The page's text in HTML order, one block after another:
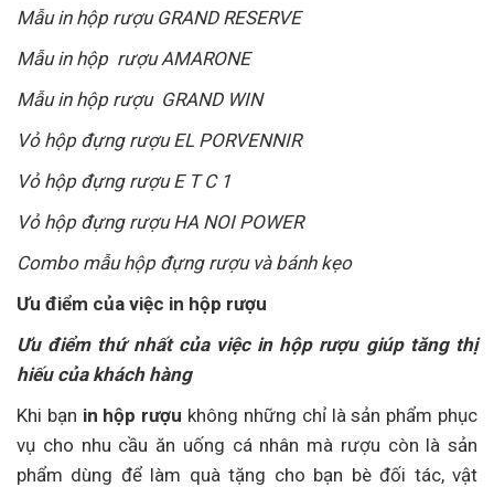
Mẫu in hộp rượu GRAND RESERVE
Mẫu in hộp rượu AMARONE
Mẫu in hộp rượu GRAND WIN
Vỏ hộp đựng rượu EL PORVENNIR
Vỏ hộp đựng rượu E T C 1
Vỏ hộp đựng rượu HA NOI POWER
Combo mẫu hộp đựng rượu và bánh kẹo
Ưu điểm của việc in hộp rượu
Ưu điểm thứ nhất của việc in hộp rượu giúp tăng thị
hiếu của khách hàng
Khi bạn in hộp rượu không những chỉ là sản phẩm phục
vụ cho nhu cầu ăn uống cá nhân mà rượu còn là sản
phẩm dùng để làm quà tặng cho bạn bè đối tác, vật